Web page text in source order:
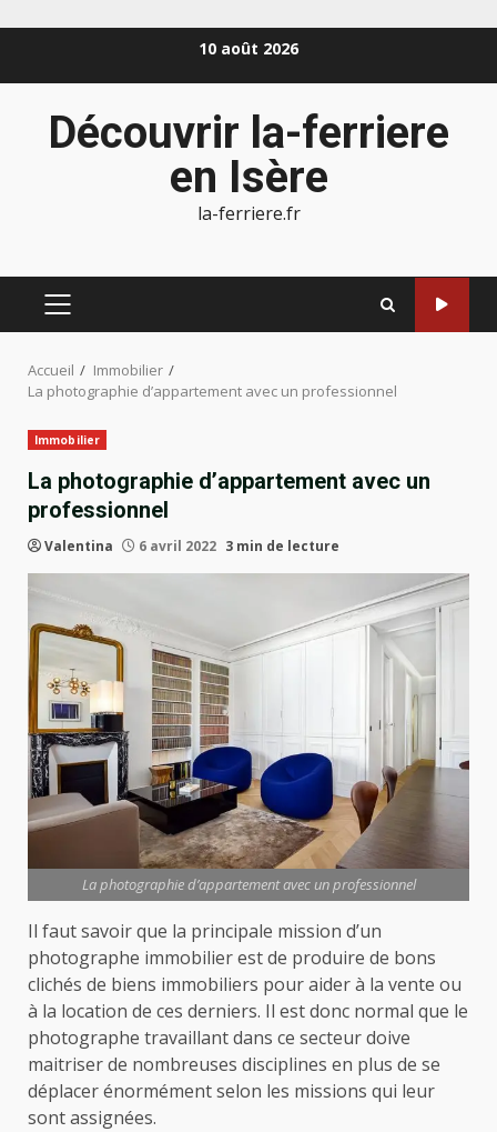
10 août 2026
Découvrir la-ferriere
en Isère
la-ferriere.fr
MENU
Accueil
Immobilier
La photographie d’appartement avec un professionnel
Immobilier
La photographie d’appartement avec un
professionnel
Valentina 6 avril 2022 3 min de lecture
La photographie d’appartement avec un professionnel
Il faut savoir que la principale mission d’un
photographe immobilier est de produire de bons
clichés de biens immobiliers pour aider à la vente ou
à la location de ces derniers. Il est donc normal que le
photographe travaillant dans ce secteur doive
maitriser de nombreuses disciplines en plus de se
déplacer énormément selon les missions qui leur
sont assignées.